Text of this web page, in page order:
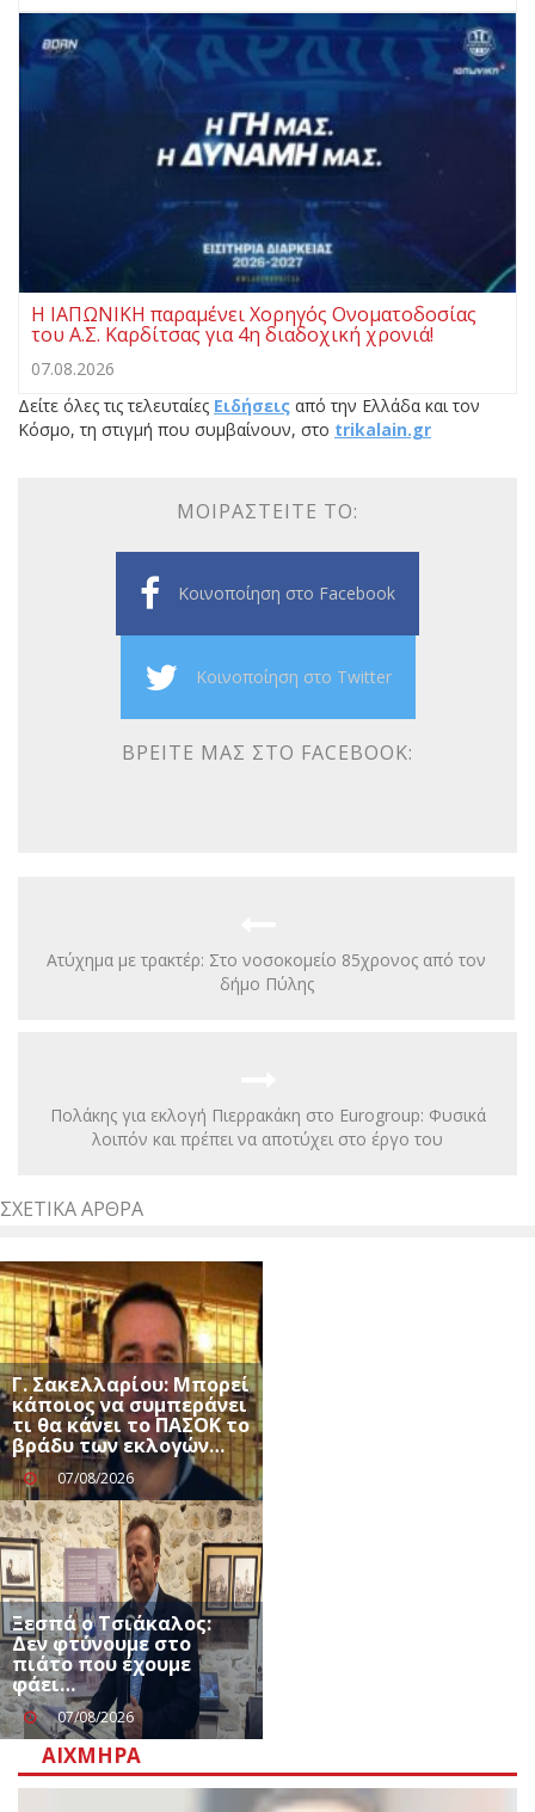
Η ΙΑΠΩΝΙΚΗ παραμένει Χορηγός Ονοματοδοσίας
του Α.Σ. Καρδίτσας για 4η διαδοχική χρονιά!
07.08.2026
Δείτε όλες τις τελευταίες Ειδήσεις από την Ελλάδα και τον
Κόσμο, τη στιγμή που συμβαίνουν, στο trikalain.gr
ΜΟΙΡΑΣΤΕΊΤΕ ΤΟ:
Κοινοποίηση στο Facebook
Κοινοποίηση στο Twitter
ΒΡΕΊΤΕ ΜΑΣ ΣΤΟ FACEBOOK:
Ατύχημα με τρακτέρ: Στο νοσοκομείο 85χρονος από τον
δήμο Πύλης
Πολάκης για εκλογή Πιερρακάκη στο Eurogroup: Φυσικά
λοιπόν και πρέπει να αποτύχει στο έργο του
ΣΧΕΤΙΚΆ ΆΡΘΡΑ
Γ. Σακελλαρίου: Μπορεί
κάποιος να συμπεράνει
τι θα κάνει το ΠΑΣΟΚ το
βράδυ των εκλογών…
07/08/2026
Ξεσπά ο Τσιάκαλος:
Δεν φτύνουμε στο
πιάτο που έχουμε
φάει…
07/08/2026
ΑΙΧΜΗΡΆ